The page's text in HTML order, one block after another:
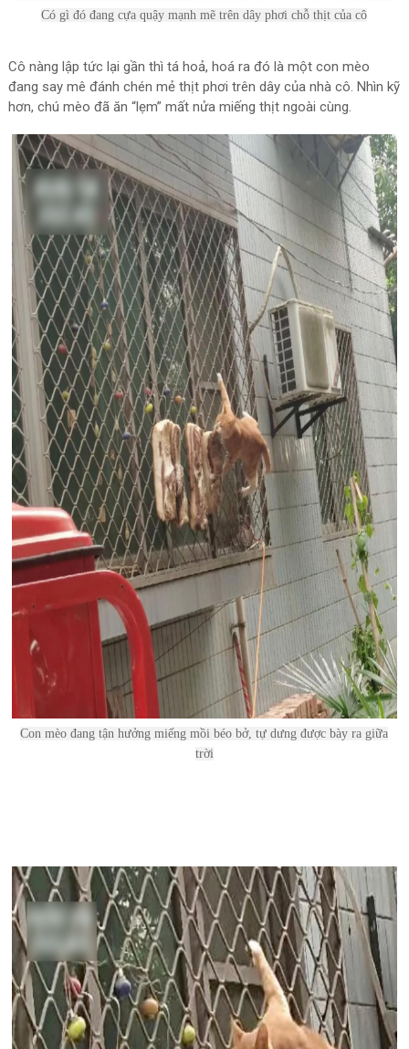
Có gì đó đang cựa quậy mạnh mẽ trên dây phơi chỗ thịt của cô
Cô nàng lập tức lại gần thì tá hoả, hoá ra đó là một con mèo
đang say mê đánh chén mẻ thịt phơi trên dây của nhà cô. Nhìn kỹ
hơn, chú mèo đã ăn “lẹm” mất nửa miếng thịt ngoài cùng.
Con mèo đang tận hưởng miếng mồi béo bở, tự dưng được bày ra giữa
trời